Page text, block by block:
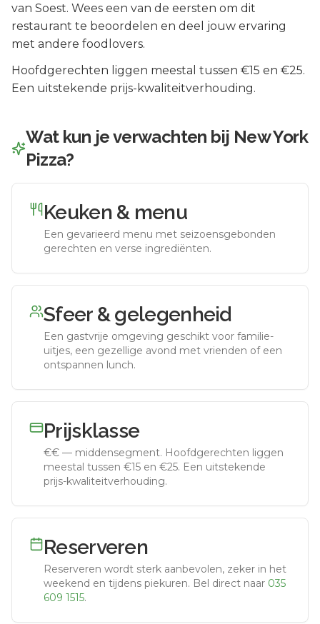
van Soest. Wees een van de eersten om dit
restaurant te beoordelen en deel jouw ervaring
met andere foodlovers.
Hoofdgerechten liggen meestal tussen €15 en €25.
Een uitstekende prijs-kwaliteitverhouding.
Wat kun je verwachten bij New York
Pizza?
Keuken & menu
Een gevarieerd menu met seizoensgebonden
gerechten en verse ingrediënten.
Sfeer & gelegenheid
Een gastvrije omgeving geschikt voor familie-
uitjes, een gezellige avond met vrienden of een
ontspannen lunch.
Prijsklasse
€€ — middensegment. Hoofdgerechten liggen
meestal tussen €15 en €25. Een uitstekende
prijs-kwaliteitverhouding.
Reserveren
Reserveren wordt sterk aanbevolen, zeker in het
weekend en tijdens piekuren. Bel direct naar 035
609 1515.